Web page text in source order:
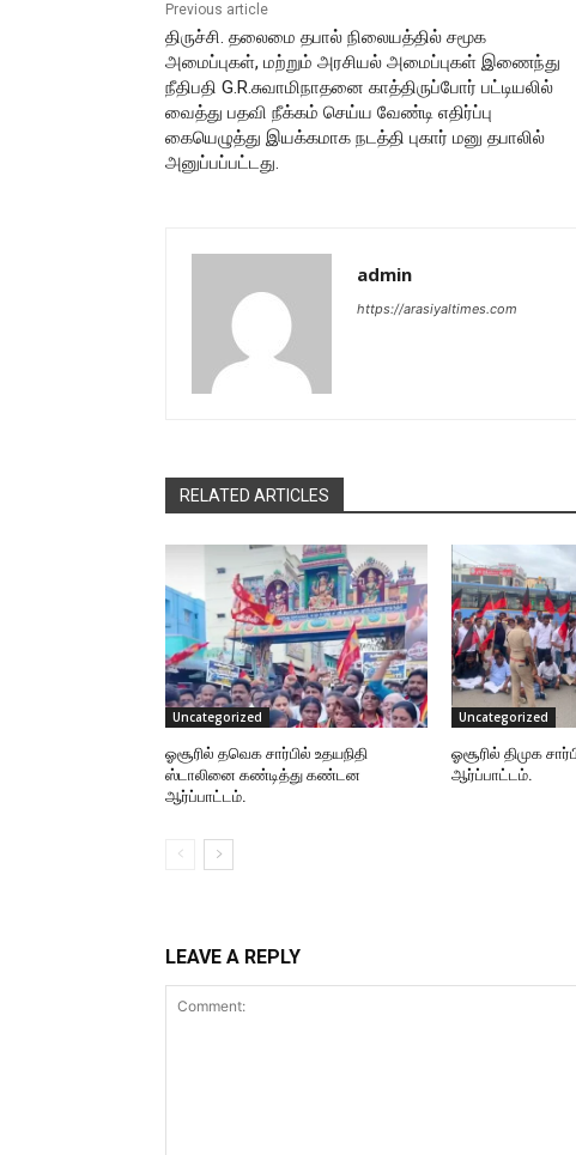
Previous article
திருச்சி. தலைமை தபால் நிலையத்தில் சமூக
அமைப்புகள், மற்றும் அரசியல் அமைப்புகள் இணைந்து
நீதிபதி G.R.சுவாமிநாதனை காத்திருப்போர் பட்டியலில்
வைத்து பதவி நீக்கம் செய்ய வேண்டி எதிர்ப்பு
கையெழுத்து இயக்கமாக நடத்தி புகார் மனு தபாலில்
அனுப்பப்பட்டது.
admin
https://arasiyaltimes.com
RELATED ARTICLES
Uncategorized
ஓசூரில் தவெக சார்பில் உதயநிதி
ஸ்டாலினை கண்டித்து கண்டன
ஆர்ப்பாட்டம்.
Uncategorized
ஓசூரில் திமுக
ஆர்ப்பாட்டம்.
LEAVE A REPLY